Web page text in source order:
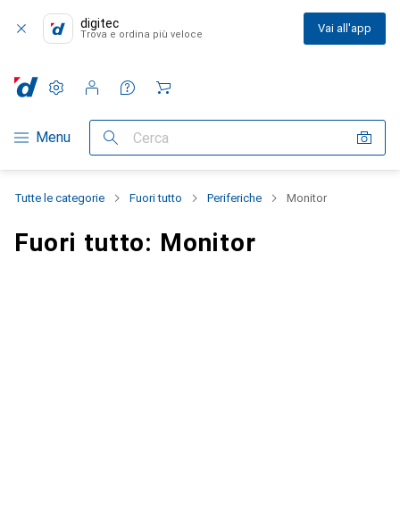
digitec
Trova e ordina più veloce Vai all'app
Categoria Navigazione
Menu Cerca
Impostazioni
Conto cliente
Liste di confronto
Liste dei desideri
Carrello
Tutte le categorie Fuori tutto Periferiche Monitor
Fuori tutto: Monitor